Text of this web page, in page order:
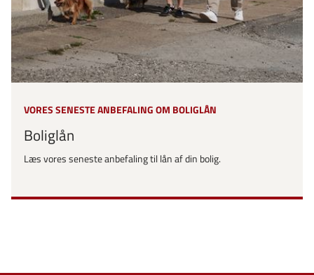
VORES SENESTE ANBEFALING OM BOLIGLÅN
Boliglån
Læs vores seneste anbefaling til lån af din bolig.